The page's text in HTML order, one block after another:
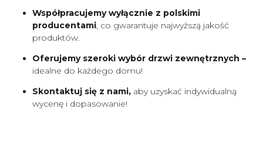
Współpracujemy wyłącznie z polskimi
producentami, co gwarantuje najwyższą jakość
produktów.
Oferujemy szeroki wybór drzwi zewnętrznych –
idealne do każdego domu!
Skontaktuj się z nami, aby uzyskać indywidualną
wycenę i dopasowanie!